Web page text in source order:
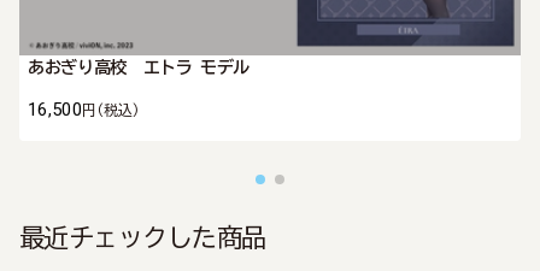
あおぎり高校 エトラ モデル
16,500 円 (税込)
最近チェックした商品